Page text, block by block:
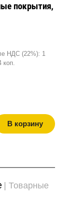
покрытия,
НДС (22%): 1
коп.
В корзину
| Товарные